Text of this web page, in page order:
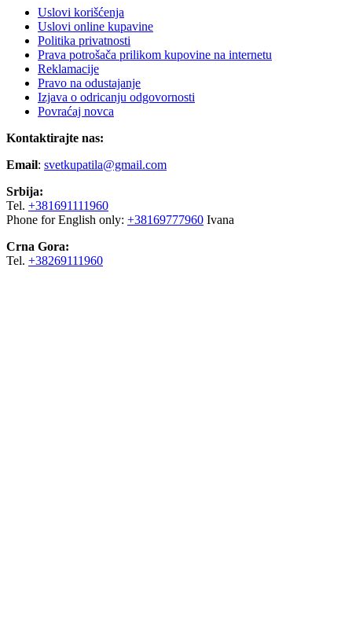
Uslovi korišćenja
Uslovi online kupavine
Politika privatnosti
Prava potrošača prilikom kupovine na internetu
Reklamacije
Pravo na odustajanje
Izjava o odricanju odgovornosti
Povraćaj novca
Kontaktirajte nas:
Email: svetkupatila@gmail.com
Srbija:
Tel. +381691111960
Phone for English only: +38169777960 Ivana
Crna Gora:
Tel. +38269111960